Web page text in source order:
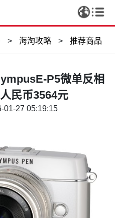
> 海淘攻略 > 推荐商品
P5微单反相
民币3564元
01-27 05:19:15